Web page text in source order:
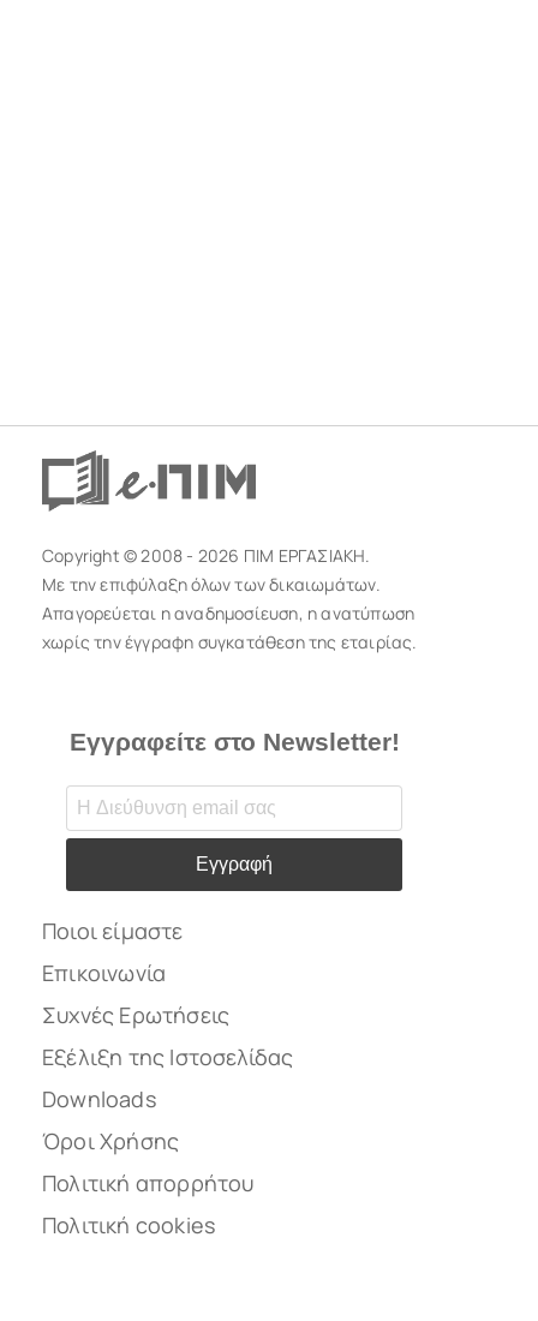
Copyright © 2008 - 2026 ΠΙΜ ΕΡΓΑΣΙΑΚΗ.
Με την επιφύλαξη όλων των δικαιωμάτων.
Απαγορεύεται η αναδημοσίευση, η ανατύπωση
χωρίς την έγγραφη συγκατάθεση της εταιρίας.
Εγγραφείτε στο Newsletter!
Εγγραφή
Ποιοι είμαστε
Επικοινωνία
Συχνές Ερωτήσεις
Εξέλιξη της Ιστοσελίδας
Downloads
Όροι Χρήσης
Πολιτική απορρήτου
Πολιτική cookies